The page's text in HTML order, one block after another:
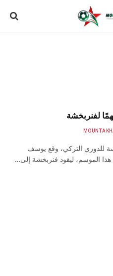
لفنربخشة
للدوري التركي، وقع يوسف
الموسم، ليقود فنربخشة إلى…